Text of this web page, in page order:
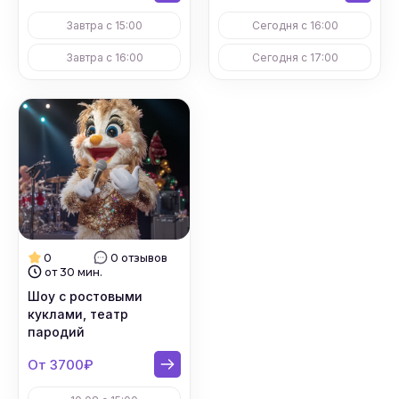
Детские дни рождения в клубе
# Выпускные
# Организация детского праздника
# Аренда кафе
Завтра с 15:00
Завтра с 16:00
Сегодня с 16:00
Сегодня с 17:00
0
0 отзывов
от 30 мин.
Шоу с ростовыми
куклами, театр
пародий
От 3700₽